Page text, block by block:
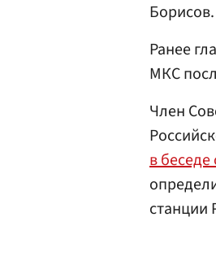
Борисов.
Ранее
МКС
Член
в беседе
станции